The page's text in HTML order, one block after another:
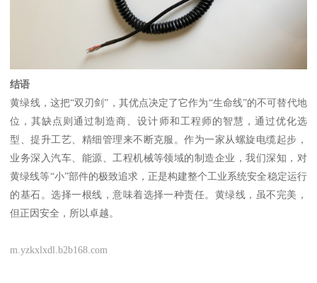
结语
黄绿线，这把“双刃剑”，其优点决定了它作为“生命线”的不可替代地
位，其缺点则通过制造商、设计师和工程师的智慧，通过优化选
型、提升工艺、精细管理来不断克服。作为一家从螺旋电缆起步，
业务深入汽车、能源、工程机械等领域的制造企业，我们深知，对
黄绿线等“小”部件的极致追求，正是构建整个工业系统安全稳定运行
的基石。选择一根线，意味着选择一种责任。黄绿线，虽不完美，
但正因安全，所以卓越。
m.yzkxlxdl.b2b168.com